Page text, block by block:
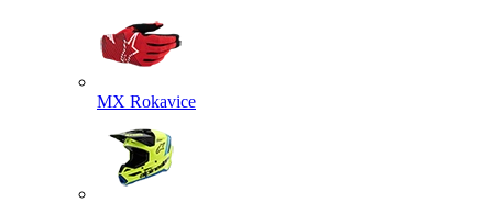
MX Rokavice